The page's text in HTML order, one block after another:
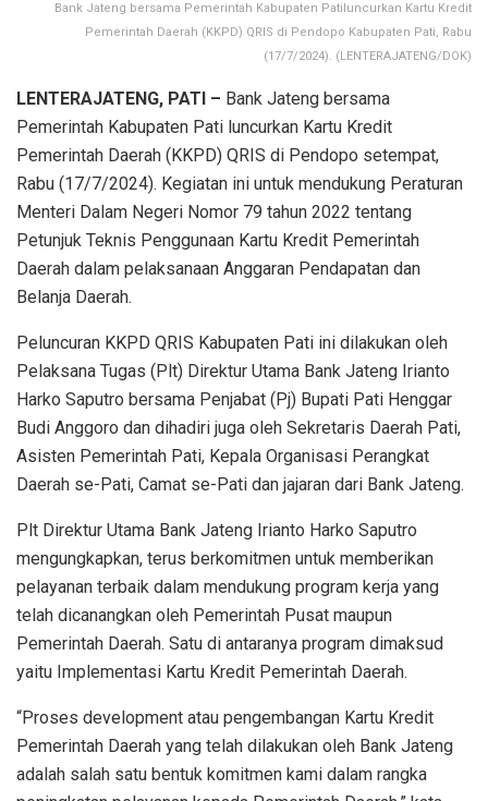
Bank Jateng bersama Pemerintah Kabupaten Patiluncurkan Kartu Kredit
Pemerintah Daerah (KKPD) QRIS di Pendopo Kabupaten Pati, Rabu
(17/7/2024). (LENTERAJATENG/DOK)
LENTERAJATENG, PATI – Bank Jateng bersama
Pemerintah Kabupaten Pati luncurkan Kartu Kredit
Pemerintah Daerah (KKPD) QRIS di Pendopo setempat,
Rabu (17/7/2024). Kegiatan ini untuk mendukung Peraturan
Menteri Dalam Negeri Nomor 79 tahun 2022 tentang
Petunjuk Teknis Penggunaan Kartu Kredit Pemerintah
Daerah dalam pelaksanaan Anggaran Pendapatan dan
Belanja Daerah.
Peluncuran KKPD QRIS Kabupaten Pati ini dilakukan oleh
Pelaksana Tugas (Plt) Direktur Utama Bank Jateng Irianto
Harko Saputro bersama Penjabat (Pj) Bupati Pati Henggar
Budi Anggoro dan dihadiri juga oleh Sekretaris Daerah Pati,
Asisten Pemerintah Pati, Kepala Organisasi Perangkat
Daerah se-Pati, Camat se-Pati dan jajaran dari Bank Jateng.
Plt Direktur Utama Bank Jateng Irianto Harko Saputro
mengungkapkan, terus berkomitmen untuk memberikan
pelayanan terbaik dalam mendukung program kerja yang
telah dicanangkan oleh Pemerintah Pusat maupun
Pemerintah Daerah. Satu di antaranya program dimaksud
yaitu Implementasi Kartu Kredit Pemerintah Daerah.
“Proses development atau pengembangan Kartu Kredit
Pemerintah Daerah yang telah dilakukan oleh Bank Jateng
adalah salah satu bentuk komitmen kami dalam rangka